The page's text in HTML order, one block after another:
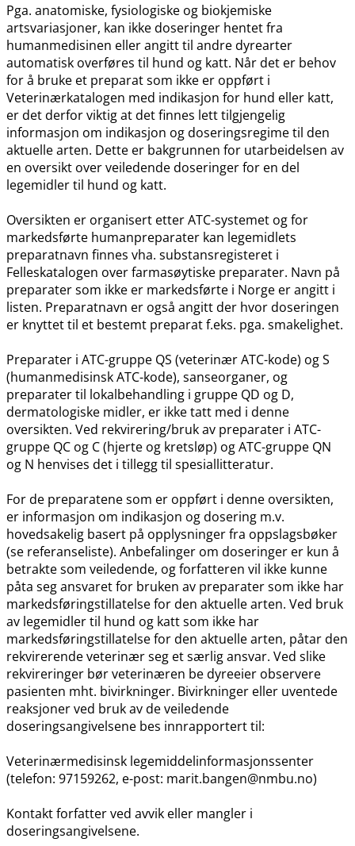
Pga. anatomiske, fysiologiske og biokjemiske
artsvariasjoner, kan ikke doseringer hentet fra
humanmedisinen eller angitt til andre dyrearter
automatisk overføres til hund og katt. Når det er behov
for å bruke et preparat som ikke er oppført i
Veterinærkatalogen med indikasjon for hund eller katt,
er det derfor viktig at det finnes lett tilgjengelig
informasjon om indikasjon og doseringsregime til den
aktuelle arten. Dette er bakgrunnen for utarbeidelsen av
en oversikt over veiledende doseringer for en del
legemidler til hund og katt.
Oversikten er organisert etter ATC-systemet og for
markedsførte humanpreparater kan legemidlets
preparatnavn finnes vha. substansregisteret i
Felleskatalogen over farmasøytiske preparater. Navn på
preparater som ikke er markedsførte i Norge er angitt i
listen. Preparatnavn er også angitt der hvor doseringen
er knyttet til et bestemt preparat f.eks. pga. smakelighet.
Preparater i ATC-gruppe QS (veterinær ATC-kode) og S
(humanmedisinsk ATC-kode), sanseorganer, og
preparater til lokalbehandling i gruppe QD og D,
dermatologiske midler, er ikke tatt med i denne
oversikten. Ved rekvirering​/​bruk av preparater i ATC-
gruppe QC og C (hjerte og kretsløp) og ATC-gruppe QN
og N henvises det i tillegg til spesiallitteratur.
For de preparatene som er oppført i denne oversikten,
er informasjon om indikasjon og dosering m.v.
hovedsakelig basert på opplysninger fra oppslagsbøker
(se referanseliste). Anbefalinger om doseringer er kun å
betrakte som veiledende, og forfatteren vil ikke kunne
påta seg ansvaret for bruken av preparater som ikke har
markedsføringstillatelse for den aktuelle arten. Ved bruk
av legemidler til hund og katt som ikke har
markedsføringstillatelse for den aktuelle arten, påtar den
rekvirerende veterinær seg et særlig ansvar. Ved slike
rekvireringer bør veterinæren be dyreeier observere
pasienten mht. bivirkninger. Bivirkninger eller uventede
reaksjoner ved bruk av de veiledende
doseringsangivelsene bes innrapportert til:
Veterinærmedisinsk legemiddelinformasjonssenter
(telefon: 97159262, e-post: marit.bangen@nmbu.no)
Kontakt forfatter ved avvik eller mangler i
doseringsangivelsene.